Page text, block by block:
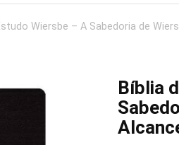
Wiersbe – A Sabedoria de
Bíblia